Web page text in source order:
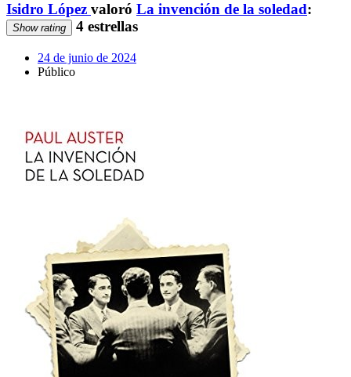
Isidro López valoró La invención de la soledad:
Show rating 4 estrellas
24 de junio de 2024
Público